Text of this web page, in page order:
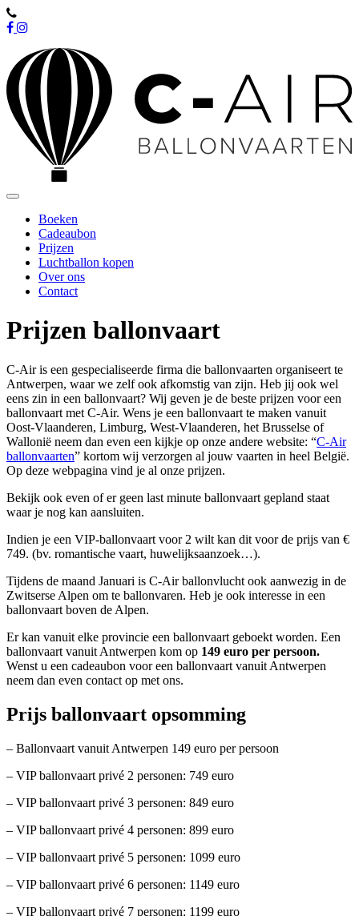
Toggle
navigationBoeken
Cadeaubon
Prijzen
Luchtballon kopen
Over ons
Contact
Prijzen ballonvaart
C-Air is een gespecialiseerde firma die ballonvaarten organiseert te
Antwerpen, waar we zelf ook afkomstig van zijn. Heb jij ook wel
eens zin in een ballonvaart? Wij geven je de beste prijzen voor een
ballonvaart met C-Air. Wens je een ballonvaart te maken vanuit
Oost-Vlaanderen, Limburg, West-Vlaanderen, het Brusselse of
Wallonië neem dan even een kijkje op onze andere website: “C-Air
ballonvaarten” kortom wij verzorgen al jouw vaarten in heel België.
Op deze webpagina vind je al onze prijzen.
Bekijk ook even of er geen last minute ballonvaart gepland staat
waar je nog kan aansluiten.
Indien je een VIP-ballonvaart voor 2 wilt kan dit voor de prijs van €
749. (bv. romantische vaart, huwelijksaanzoek…).
Tijdens de maand Januari is C-Air ballonvlucht ook aanwezig in de
Zwitserse Alpen om te ballonvaren. Heb je ook interesse in een
ballonvaart boven de Alpen.
Er kan vanuit elke provincie een ballonvaart geboekt worden. Een
ballonvaart vanuit Antwerpen kom op 149 euro per persoon.
Wenst u een cadeaubon voor een ballonvaart vanuit Antwerpen
neem dan even contact op met ons.
Prijs ballonvaart opsomming
– Ballonvaart vanuit Antwerpen 149 euro per persoon
– VIP ballonvaart privé 2 personen: 749 euro
– VIP ballonvaart privé 3 personen: 849 euro
– VIP ballonvaart privé 4 personen: 899 euro
– VIP ballonvaart privé 5 personen: 1099 euro
– VIP ballonvaart privé 6 personen: 1149 euro
– VIP ballonvaart privé 7 personen: 1199 euro